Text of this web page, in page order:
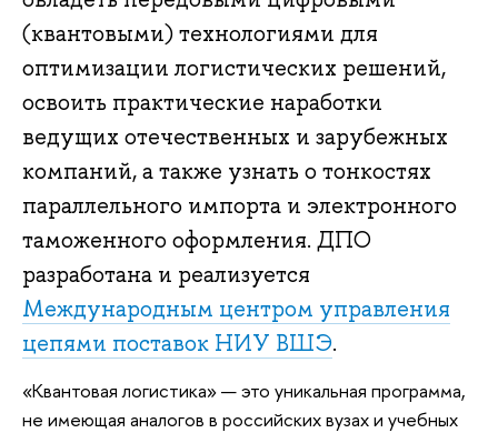
(квантовыми) технологиями для
оптимизации логистических решений,
освоить практические наработки
ведущих отечественных и зарубежных
компаний, а также узнать о тонкостях
параллельного импорта и электронного
таможенного оформления. ДПО
разработана и реализуется
Международным центром управления
цепями поставок НИУ ВШЭ.
«Квантовая логистика» — это уникальная программа,
не имеющая аналогов в российских вузах и учебных